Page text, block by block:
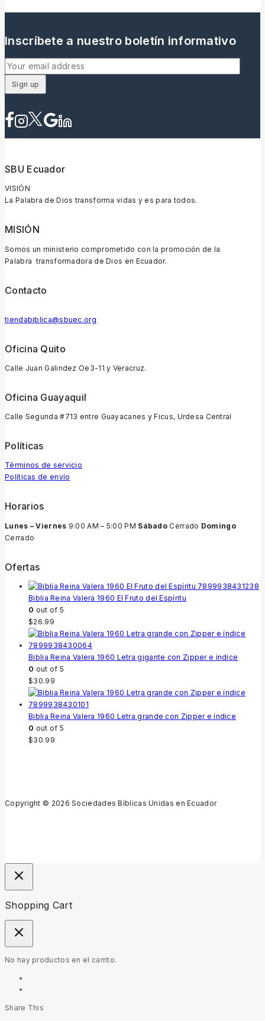
Inscríbete a nuestro boletín informativo
SBU Ecuador
VISIÓN
La Palabra de Dios transforma vidas y es para todos.
MISIÓN
Somos un ministerio comprometido con la promoción de la
Palabra transformadora de Dios en Ecuador.
Contacto
tiendabiblica@sbuec.org
Oficina Quito
Calle Juan Galindez Oe3-11 y Veracruz.
Oficina Guayaquil
Calle Segunda #713 entre Guayacanes y Ficus, Urdesa Central
Políticas
Términos de servicio
Políticas de envío
Horarios
Lunes – Viernes 9:00 AM – 5:00 PM Sábado Cerrado Domingo
Cerrado
Ofertas
Biblia Reina Valera 1960 El Fruto del Espíritu
0 out of 5
$26.99
Biblia Reina Valera 1960 Letra gigante con Zipper e índice
0 out of 5
$30.99
Biblia Reina Valera 1960 Letra grande con Zipper e índice
0 out of 5
$30.99
Copyright © 2026 Sociedades Bíblicas Unidas en Ecuador
Shopping Cart
No hay productos en el carrito.
Share This